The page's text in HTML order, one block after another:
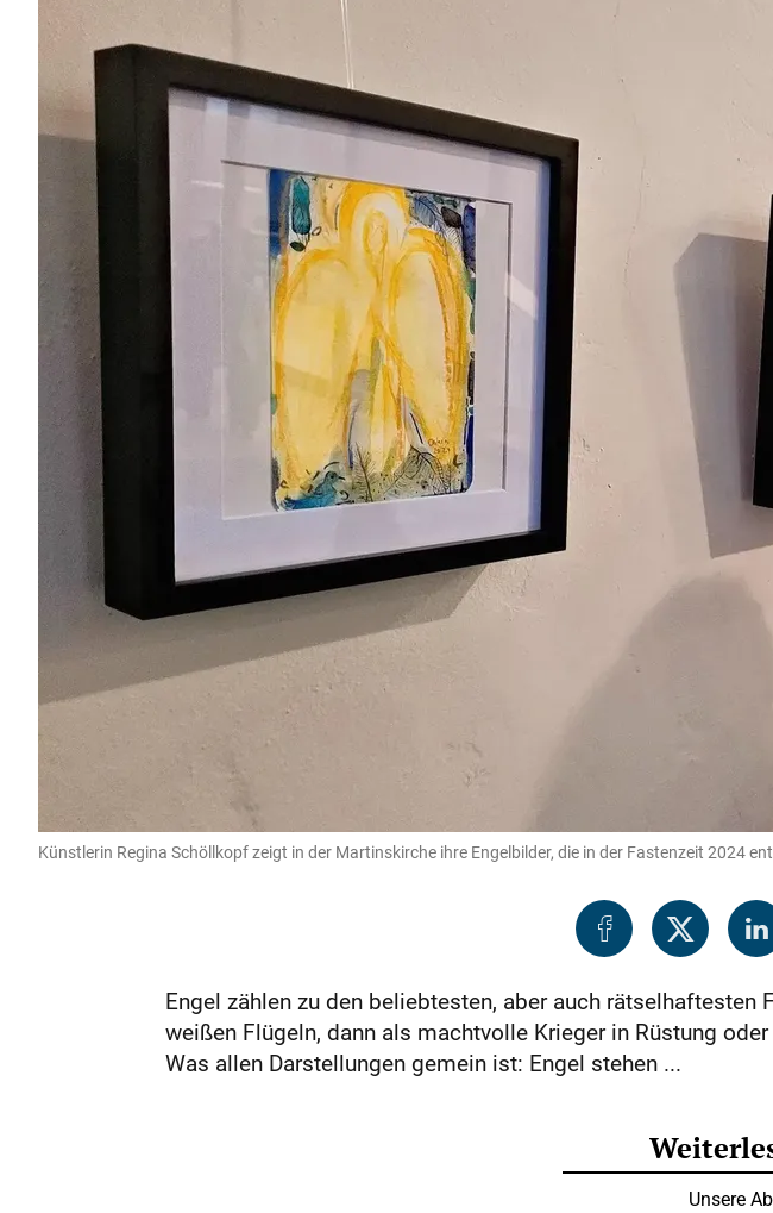
Künstlerin Regina Schöllkopf zeigt in der Martinskirche ihre Engelbilder, die in der Fastenzeit 2024
Engel zählen zu den beliebtesten, aber auch
weißen Flügeln, dann als machtvolle Krieger in Rüstung
Was allen Darstellungen gemein ist: Engel stehen ...